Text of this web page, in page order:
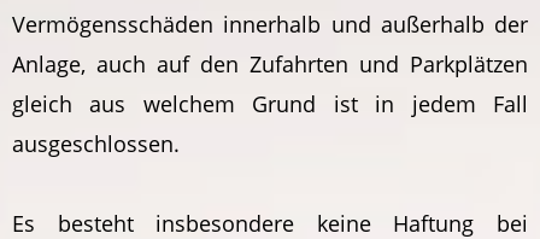
Vermögensschäden innerhalb und außerhalb der
Anlage, auch auf den Zufahrten und Parkplätzen
gleich aus welchem Grund ist in jedem Fall
ausgeschlossen.
Es besteht insbesondere keine Haftung bei